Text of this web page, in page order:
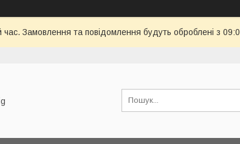
час. Замовлення та повідомлення будуть оброблені з